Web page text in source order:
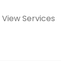
View Services